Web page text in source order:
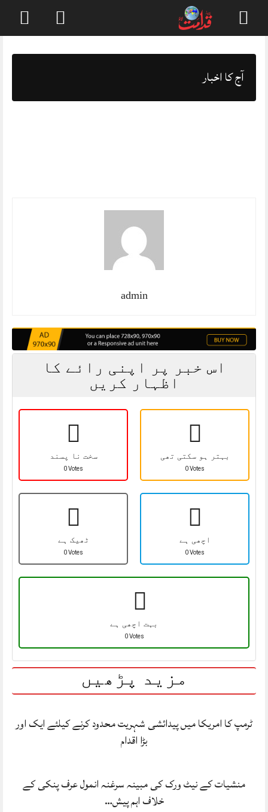
content
آج کا اخبار
admin
اس خبر پر اپنی رائے کا
اظہار کریں
سخت نا پسند
0 Votes
بہتر ہو سکتی تھی
0 Votes
ٹھیک ہے
0 Votes
اچھی ہے
0 Votes
بہت اچھی ہے
0 Votes
مزید پڑھیں
ٹرمپ کا امریکا میں پیدائشی شہریت محدود کرنے کیلئے ایک اور
بڑا اقدام
منشیات کے نیٹ ورک کی مبینہ سرغنہ انمول عرف پنکی کے
خلاف اہم پیش…